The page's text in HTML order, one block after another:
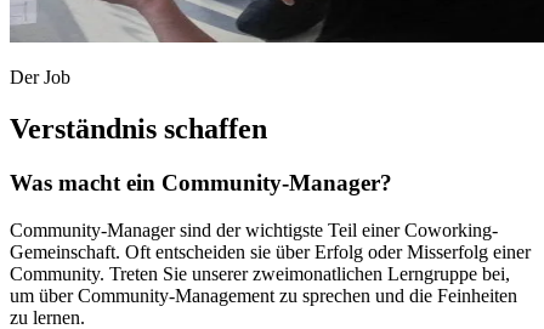
Der Job
Verständnis schaffen
Was macht ein Community-Manager?
Community-Manager sind der wichtigste Teil einer Coworking-
Gemeinschaft. Oft entscheiden sie über Erfolg oder Misserfolg einer
Community. Treten Sie unserer zweimonatlichen Lerngruppe bei,
um über Community-Management zu sprechen und die Feinheiten
zu lernen.